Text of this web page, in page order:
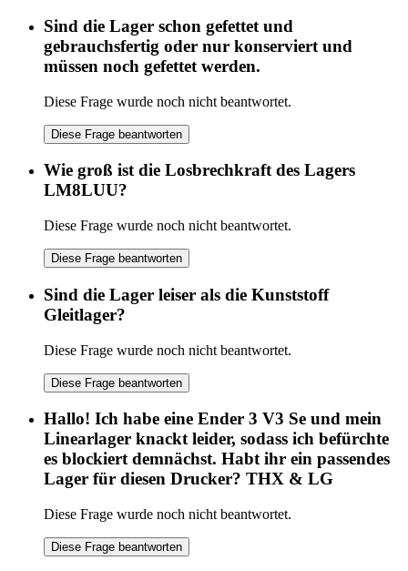
Sind die Lager schon gefettet und
gebrauchsfertig oder nur konserviert und
müssen noch gefettet werden.
Diese Frage wurde noch nicht beantwortet.
Diese Frage beantworten
Wie groß ist die Losbrechkraft des Lagers
LM8LUU?
Diese Frage wurde noch nicht beantwortet.
Diese Frage beantworten
Sind die Lager leiser als die Kunststoff
Gleitlager?
Diese Frage wurde noch nicht beantwortet.
Diese Frage beantworten
Hallo! Ich habe eine Ender 3 V3 Se und mein
Linearlager knackt leider, sodass ich befürchte
es blockiert demnächst. Habt ihr ein passendes
Lager für diesen Drucker? THX & LG
Diese Frage wurde noch nicht beantwortet.
Diese Frage beantworten